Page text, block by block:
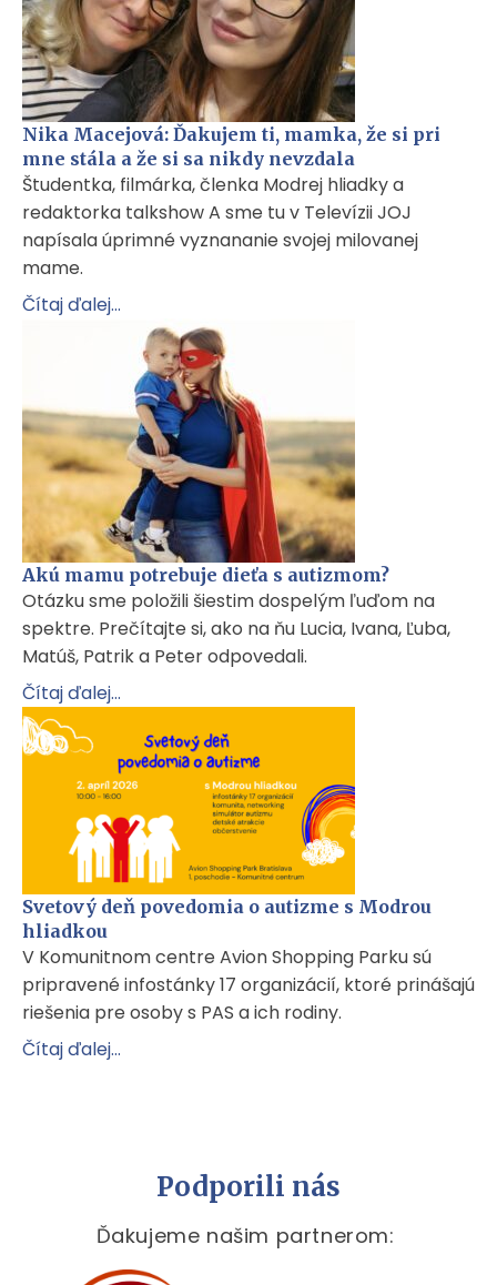
Nika Macejová: Ďakujem ti, mamka, že si pri
mne stála a že si sa nikdy nevzdala
Študentka, filmárka, členka Modrej hliadky a
redaktorka talkshow A sme tu v Televízii JOJ
napísala úprimné vyznananie svojej milovanej
mame.
Čítaj ďalej...
Akú mamu potrebuje dieťa s autizmom?
Otázku sme položili šiestim dospelým ľuďom na
spektre. Prečítajte si, ako na ňu Lucia, Ivana, Ľuba,
Matúš, Patrik a Peter odpovedali.
Čítaj ďalej...
Svetový deň povedomia o autizme s Modrou
hliadkou
V Komunitnom centre Avion Shopping Parku sú
pripravené infostánky 17 organizácií, ktoré prinášajú
riešenia pre osoby s PAS a ich rodiny.
Čítaj ďalej...
Podporili nás
Ďakujeme našim partnerom: